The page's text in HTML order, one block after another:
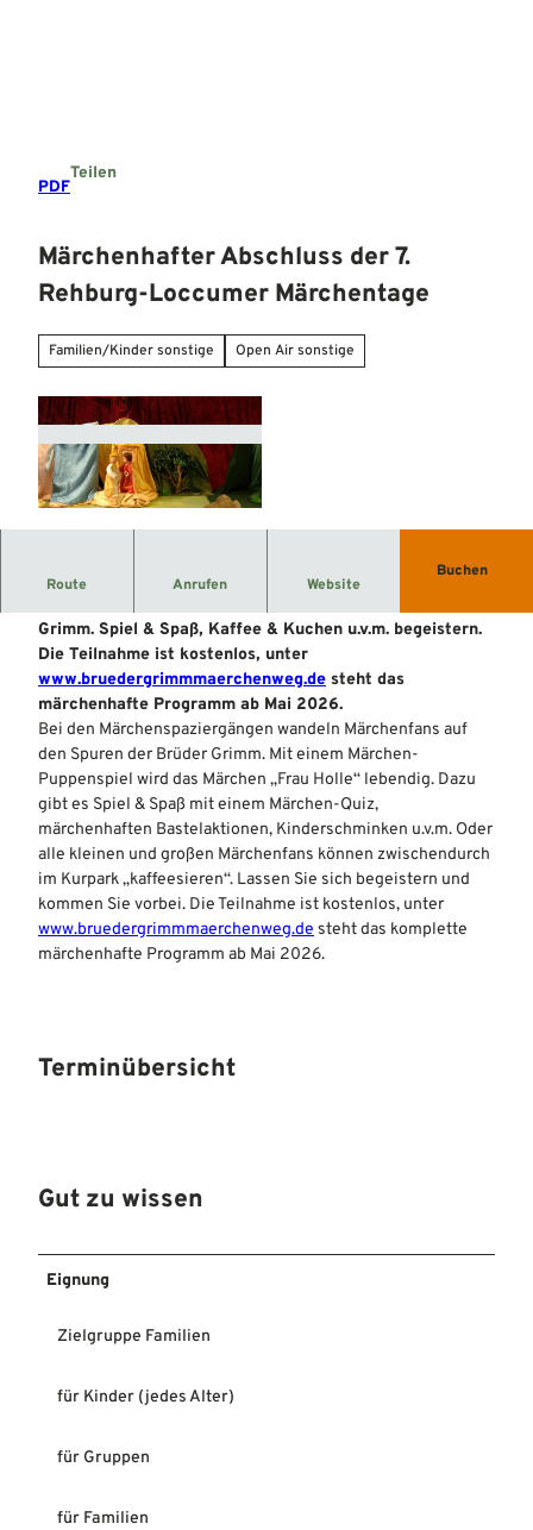
PDF
Teilen
Märchenhafter Abschluss der 7.
Rehburg-Loccumer Märchentage
Familien/Kinder sonstige Open Air sonstige
Route Anrufen Website
Buchen
Bei den Märchenspaziergängen, Märchen-Puppenspiel,
Grimm. Spiel & Spaß, Kaffee & Kuchen u.v.m. begeistern.
Die Teilnahme ist kostenlos, unter
www.bruedergrimmmaerchenweg.de steht das
märchenhafte Programm ab Mai 2026.
Bei den Märchenspaziergängen wandeln Märchenfans auf
den Spuren der Brüder Grimm. Mit einem Märchen-
Puppenspiel wird das Märchen „Frau Holle“ lebendig. Dazu
gibt es Spiel & Spaß mit einem Märchen-Quiz,
märchenhaften Bastelaktionen, Kinderschminken u.v.m. Oder
alle kleinen und großen Märchenfans können zwischendurch
im Kurpark „kaffeesieren“. Lassen Sie sich begeistern und
kommen Sie vorbei. Die Teilnahme ist kostenlos, unter
www.bruedergrimmmaerchenweg.de steht das komplette
märchenhafte Programm ab Mai 2026.
Terminübersicht
Gut zu wissen
Eignung
Zielgruppe Familien
für Kinder (jedes Alter)
für Gruppen
für Familien